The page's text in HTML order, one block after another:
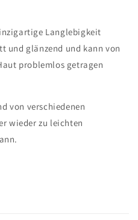
Langlebigkeit
und glänzend und kann von
problemlos getragen
von verschiedenen
wieder zu leichten